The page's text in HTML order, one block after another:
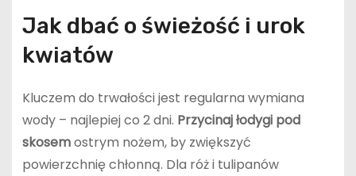
Jak dbać o świeżość i urok
kwiatów
Kluczem do trwałości jest regularna wymiana
wody – najlepiej co 2 dni. Przycinaj łodygi pod
skosemostrym nożem, by zwiększyć
powierzchnię chłonną. Dla róż i tulipanów